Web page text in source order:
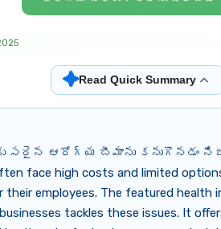
✦Read Quick Summary
ఆరోగ్య బీమాను కనుగొనడం
face high costs and limited
employees. The featured health
tackles these issues. It